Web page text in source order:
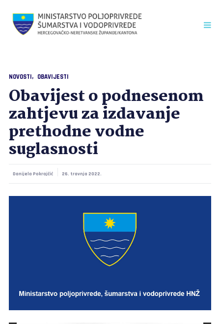
NOVOSTI OBAVIJESTI
Obavijest o podnesenom
zahtjevu za izdavanje
prethodne vodne
suglasnosti
Danijela Pokrajčić 26. travnja 2022.